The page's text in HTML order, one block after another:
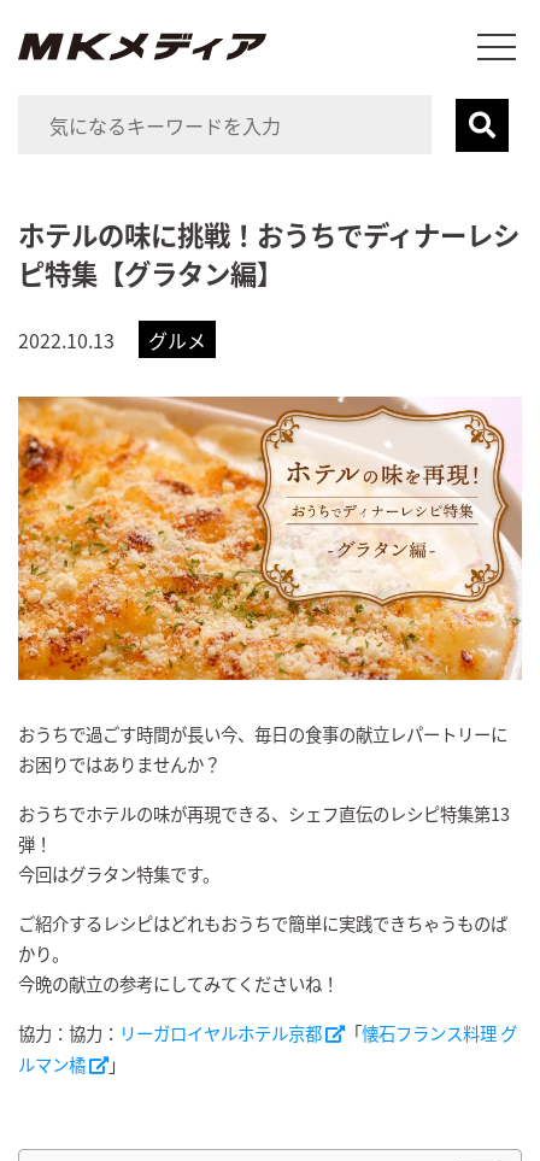
ホテルの味に挑戦！おうちでディナーレシ
ピ特集【グラタン編】
2022.10.13 グルメ
おうちで過ごす時間が長い今、毎日の食事の献立レパートリーに
お困りではありませんか？
おうちでホテルの味が再現できる、シェフ直伝のレシピ特集第13
弾！
今回はグラタン特集です。
ご紹介するレシピはどれもおうちで簡単に実践できちゃうものば
かり。
今晩の献立の参考にしてみてくださいね！
協力：協力： リーガロイヤルホテル京都 「懐石フランス料理 グ
ルマン橘
」